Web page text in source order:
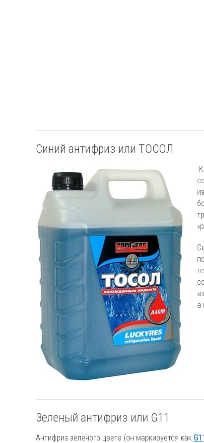
Синий антифриз или ТОСОЛ
а
Зеленый антифриз или G11
Антифриз зеленого цвета (он маркируется как